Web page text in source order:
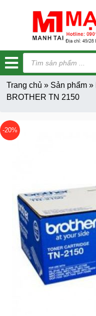
Tìm
kiếm
sản
phẩm
Trang chủ » Sản phẩm»
BROTHER TN 2150
-20%